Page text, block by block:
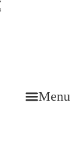
Menu